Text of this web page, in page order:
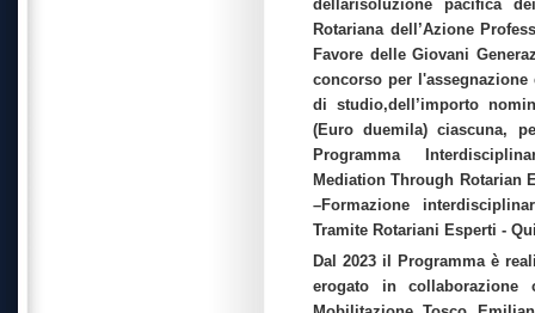
dellarisoluzione pacifica
Rotariana dell’Azione
Favore delle Giovani
concorso per
di studio,dell’importo
(Euro duemila) ciascuna,
Programma
Mediation Through Rotarian
–Formazione
Tramite Rotariani Esperti -
Dal 2023 il Programma è
erogato in